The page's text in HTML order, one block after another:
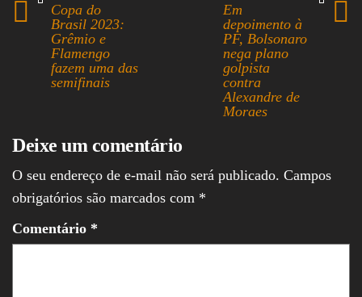
Copa do
Brasil 2023:
Grêmio e
Flamengo
fazem uma das
semifinais
Em
depoimento à
PF, Bolsonaro
nega plano
golpista
contra
Alexandre de
Moraes
Deixe um comentário
O seu endereço de e-mail não será publicado. Campos
obrigatórios são marcados com *
Comentário *